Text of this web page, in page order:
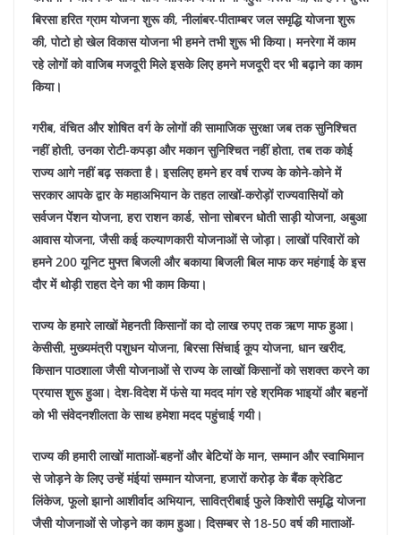
बिरसा हरित ग्राम योजना शुरू की, नीलांबर-पीताम्बर जल समृद्धि योजना शुरू
की, पोटो हो खेल विकास योजना भी हमने तभी शुरू भी किया। मनरेगा में काम
रहे लोगों को वाजिब मजदूरी मिले इसके लिए हमने मजदूरी दर भी बढ़ाने का काम
किया।
गरीब, वंचित और शोषित वर्ग के लोगों की सामाजिक सुरक्षा जब तक सुनिश्चित
नहीं होती, उनका रोटी-कपड़ा और मकान सुनिश्चित नहीं होता, तब तक कोई
राज्य आगे नहीं बढ़ सकता है। इसलिए हमने हर वर्ष राज्य के कोने-कोने में
सरकार आपके द्वार के महाअभियान के तहत लाखों-करोड़ों राज्यवासियों को
सर्वजन पेंशन योजना, हरा राशन कार्ड, सोना सोबरन धोती साड़ी योजना, अबुआ
आवास योजना, जैसी कई कल्याणकारी योजनाओं से जोड़ा। लाखों परिवारों को
हमने 200 यूनिट मुफ्त बिजली और बकाया बिजली बिल माफ कर महंगाई के इस
दौर में थोड़ी राहत देने का भी काम किया।
राज्य के हमारे लाखों मेहनती किसानों का दो लाख रुपए तक ऋण माफ हुआ।
केसीसी, मुख्यमंत्री पशुधन योजना, बिरसा सिंचाई कूप योजना, धान खरीद,
किसान पाठशाला जैसी योजनाओं से राज्य के लाखों किसानों को सशक्त करने का
प्रयास शुरू हुआ। देश-विदेश में फंसे या मदद मांग रहे श्रमिक भाइयों और बहनों
को भी संवेदनशीलता के साथ हमेशा मदद पहुंचाई गयी।
राज्य की हमारी लाखों माताओं-बहनों और बेटियों के मान, सम्मान और स्वाभिमान
से जोड़ने के लिए उन्हें मंईयां सम्मान योजना, हजारों करोड़ के बैंक क्रेडिट
लिंकेज, फूलो झानो आशीर्वाद अभियान, सावित्रीबाई फुले किशोरी समृद्धि योजना
जैसी योजनाओं से जोड़ने का काम हुआ। दिसम्बर से 18-50 वर्ष की माताओं-